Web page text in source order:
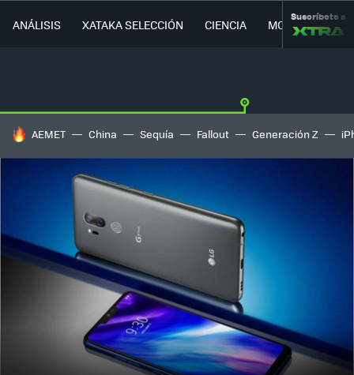
ANÁLISIS XATAKA SELECCIÓN CIENCIA MOVILIDAD
Suscríbete a
HOY SE HABLA DE
AEMET China Sequía Fallout Generación Z